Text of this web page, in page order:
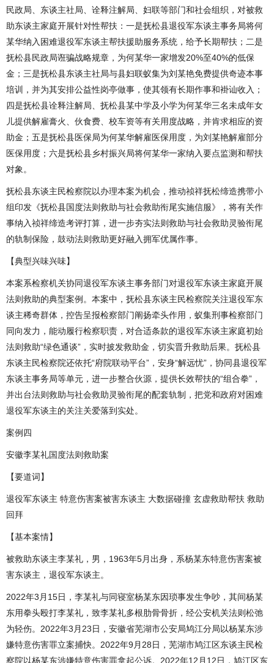
民政局、东谈主社局、诠释注解局、妇联等部门和社会组织，对被救
助东谈主家庭开展针对性帮扶：一是抚松县退役军东谈主事务局将何
某华纳入困难退役军东谈主帮扶援助服务系统，给予长期帮扶；二是
抚松县民政局诳骗战略规章，为何某华一家增发20%至40%的低保
金；三是抚松县东谈主社局与县妇联蚁集为刘某艳免费提供奇迹本事
培训，并为其安排公益性岗亭做事，使其领有长期作事和褂讪收入；
四是抚松县诠释注解局、抚松县某中学及小学为何某华三名未成年女
儿提供解雇膏火、伙食费、校车资等有关用度战略，并肯求相应的资
助金；五是抚松县医保局为何某华解雇医保用度，为刘某艳解雇部分
医保用度；六是抚松县乡村振兴局将何某华一家纳入要点监测和帮扶
对象。
抚松县东谈主民检察院以办理本案为机会，推动祯祥抚松缔造携带小
组印发《抚松县国度法则救助与社会救助衔尾实施信服》，将有关作
事纳入祯祥缔造考评打算，进一步夯实法则救助与社会救助灵验衔尾
的轨制保险，鼓动法则救助更好融入拥军优属作事。
【典型兴味兴味】
本案系检察机关协同退役军东谈主事务部门对退役军东谈主家庭开展
法则救助的典型案例。本案中，抚松县东谈主民检察院关注退役军东
谈主稀奇群体，控告呈报检察部门阐扬牵头作用，蚁集刑事检察部门
同向发力，能动履行检察职责，对合适条款的退役军东谈主家庭初始
法则救助“绿色通谈”，实时披发救助金，切实晋升救助后果。抚松县
东谈主民检察院还依托“府院联动平台”，安身“解远忧”，协同县退役军
东谈主事务局等单元，进一步整合伙源，提供长效帮扶的“组合拳”，
并出台法则救助与社会救助灵验衔尾的配套轨制，把党和政府对困难
退役军东谈主的关注关爱落到实处。
案例四
安徽李某礼国度法则救助案
【要道词】
退役军东谈主 特意伤害案被害东谈主 大数据碰撞 玄虚救助帮扶 救助
回拜
【基本案情】
被救助东谈主李某礼，男，1963年5月出身，系杨某东特意伤害案被
害东谈主，退役军东谈主。
2022年3月15日，李某礼与同寝室杨某东因琐事发生争吵，其间杨某
东用拳头殴打李某礼，致李某礼多根肋骨骨折，经公安机关法则松弛
为轻伤。2022年3月23日，安徽省芜湖市公安局鸠江分局以杨某东涉
嫌特意伤害罪立案捕快。2022年9月28日，芜湖市鸠江区东谈主民检
察院以杨某东涉嫌特意伤害罪拿起公诉。2022年12月12日，鸠江区东